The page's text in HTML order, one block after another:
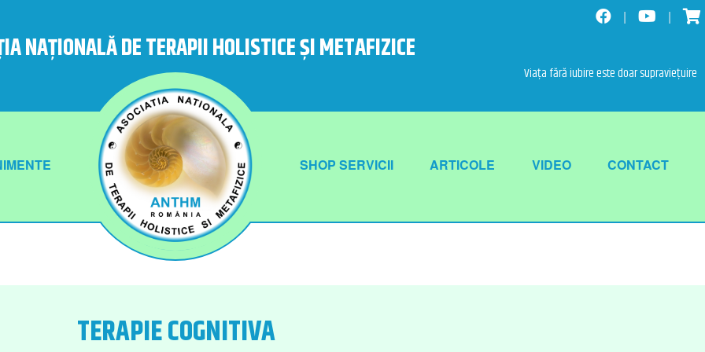
NAȚIONALĂ DE TERAPII HOLISTICE ȘI METAFIZICE
Viața fără iubire este doar supraviețuire
SHOP SERVICII ARTICOLE VIDEO CONTACT
TERAPIE COGNITIVA